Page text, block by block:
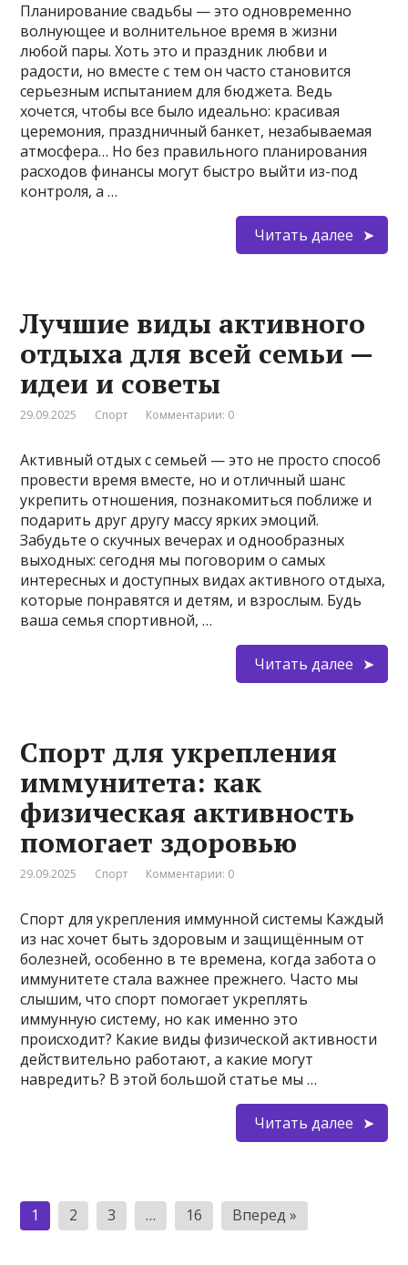
Планирование свадьбы — это одновременно
волнующее и волнительное время в жизни
любой пары. Хоть это и праздник любви и
радости, но вместе с тем он часто становится
серьезным испытанием для бюджета. Ведь
хочется, чтобы все было идеально: красивая
церемония, праздничный банкет, незабываемая
атмосфера… Но без правильного планирования
расходов финансы могут быстро выйти из-под
контроля, а …
Читать далее
Лучшие виды активного
отдыха для всей семьи —
идеи и советы
29.09.2025 Спорт Комментарии: 0
Активный отдых с семьей — это не просто способ
провести время вместе, но и отличный шанс
укрепить отношения, познакомиться поближе и
подарить друг другу массу ярких эмоций.
Забудьте о скучных вечерах и однообразных
выходных: сегодня мы поговорим о самых
интересных и доступных видах активного отдыха,
которые понравятся и детям, и взрослым. Будь
ваша семья спортивной, …
Читать далее
Спорт для укрепления
иммунитета: как
физическая активность
помогает здоровью
29.09.2025 Спорт Комментарии: 0
Спорт для укрепления иммунной системы Каждый
из нас хочет быть здоровым и защищённым от
болезней, особенно в те времена, когда забота о
иммунитете стала важнее прежнего. Часто мы
слышим, что спорт помогает укреплять
иммунную систему, но как именно это
происходит? Какие виды физической активности
действительно работают, а какие могут
навредить? В этой большой статье мы …
Читать далее
Пагинация
записей
1 2 3 … 16 Вперед »